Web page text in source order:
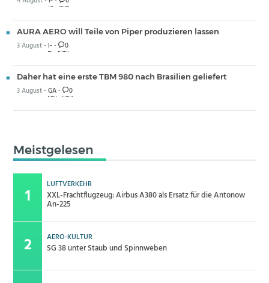
AURA AERO will Teile von Piper produzieren lassen
3 August - I-- 0
Daher hat eine erste TBM 980 nach Brasilien geliefert
3 August -GA- 0
Meistgelesen
LUFTVERKEHR
XXL-Frachtflugzeug: Airbus A380 als Ersatz für die Antonow
An-225
AERO-KULTUR
SG 38 unter Staub und Spinnweben